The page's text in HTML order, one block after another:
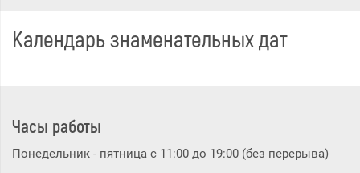
Календарь знаменательных дат
Часы работы
Понедельник - пятница с 11:00 до 19:00 (без перерыва)